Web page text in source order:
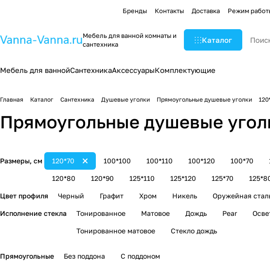
Бренды Контакты Доставка Режим
Мебель для ванной комнаты и
сантехника
Каталог
Мебель для ваннойСантехникаАксессуарыКомплектующие
Главная Каталог Сантехника Душевые уголки Прямоугольные душевые уголки
Прямоугольные душевые
Размеры, см 100*100 100*110 100*120 100*70
120*70
120*80 120*90 125*110 125*120 125*70
Цвет профиля Черный Графит Хром Никель Оружейная
Исполнение стекла Тонированное Матовое Дождь Pear
Тонированное матовое Стекло дождь
Прямоугольные Без поддона С поддоном